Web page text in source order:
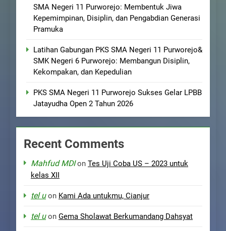
SMA Negeri 11 Purworejo: Membentuk Jiwa
Kepemimpinan, Disiplin, dan Pengabdian Generasi
Pramuka
Latihan Gabungan PKS SMA Negeri 11 Purworejo&
SMK Negeri 6 Purworejo: Membangun Disiplin,
Kekompakan, dan Kepedulian
PKS SMA Negeri 11 Purworejo Sukses Gelar LPBB
Jatayudha Open 2 Tahun 2026
Recent Comments
Mahfud MDIon Tes Uji Coba US – 2023 untuk
kelas XII
tel uon Kami Ada untukmu, Cianjur
tel uon Gema Sholawat Berkumandang Dahsyat